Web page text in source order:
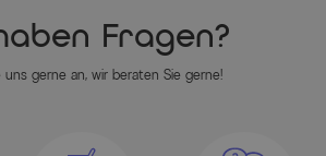
Fragen?
uns gerne an, wir beraten Sie gerne!